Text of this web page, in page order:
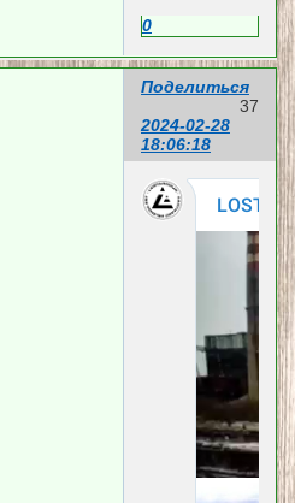
0
Поделиться
37
2024-02-28
18:06:18